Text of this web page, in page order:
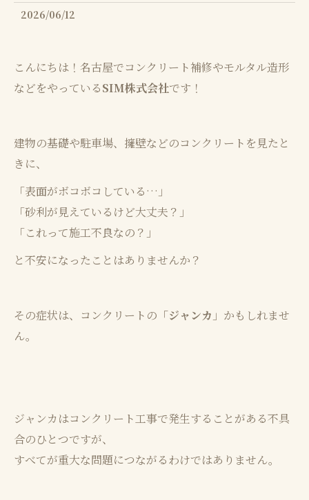
2026/06/12
こんにちは！名古屋でコンクリート補修やモルタル造形
などをやっているSIM株式会社です！
建物の基礎や駐車場、擁壁などのコンクリートを見たと
きに、
「表面がボコボコしている…」
「砂利が見えているけど大丈夫？」
「これって施工不良なの？」
と不安になったことはありませんか？
その症状は、コンクリートの 「ジャンカ 」かもしれませ
ん。
ジャンカはコンクリート工事で発生することがある不具
合のひとつですが、
すべてが重大な問題につながるわけではありません。